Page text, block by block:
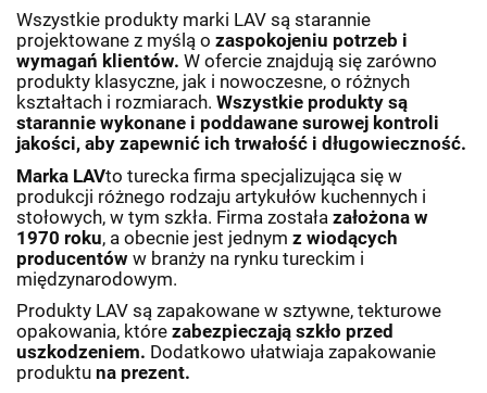
Wszystkie produkty marki LAV są starannie
projektowane z myślą o zaspokojeniu potrzeb i
wymagań klientów. W ofercie znajdują się zarówno
produkty klasyczne, jak i nowoczesne, o różnych
kształtach i rozmiarach. Wszystkie produkty są
starannie wykonane i poddawane surowej kontroli
jakości, aby zapewnić ich trwałość i długowieczność.
Marka LAVto turecka firma specjalizująca się w
produkcji różnego rodzaju artykułów kuchennych i
stołowych, w tym szkła. Firma została założona w
1970 roku, a obecnie jest jednym z wiodących
producentów w branży na rynku tureckim i
międzynarodowym.
Produkty LAV są zapakowane w sztywne, tekturowe
opakowania, które zabezpieczają szkło przed
uszkodzeniem. Dodatkowo ułatwiaja zapakowanie
produktu na prezent.